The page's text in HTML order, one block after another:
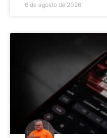
6 de agosto de 2026